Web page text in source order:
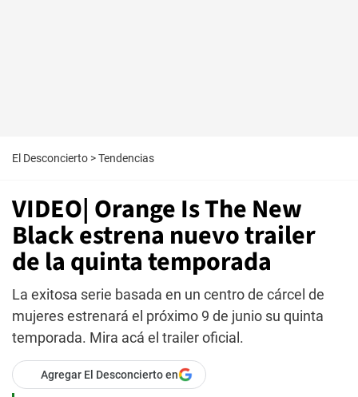
El Desconcierto >Tendencias
VIDEO| Orange Is The New
Black estrena nuevo trailer
de la quinta temporada
La exitosa serie basada en un centro de cárcel de
mujeres estrenará el próximo 9 de junio su quinta
temporada. Mira acá el trailer oficial.
Agregar El Desconcierto en